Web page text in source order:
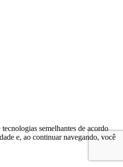
semelhantes de acordo
e, ao continuar navegando, você